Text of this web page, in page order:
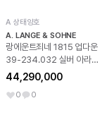
A 상태양호
A. LANGE & SOHNE
랑에운트죄네 1815 업다운
39-234.032 실버 아라
빅 NO.8396
44,290,000
0 0